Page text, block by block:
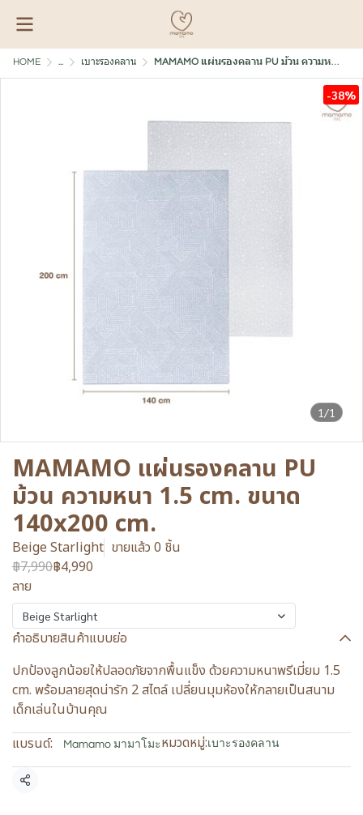
HOME ... เบาะรองคลาน MAMAMO แผ่นรองคลาน PU ม้วน ความหนา 1.5 cm. ขนาด 140x200 cm.
1/1
-38%
MAMAMO แผ่นรองคลาน PU
ม้วน ความหนา 1.5 cm. ขนาด
140x200 cm.
Beige Starlight ขายแล้ว 0 ชิ้น
฿7,990฿4,990
ลาย
Beige Starlight
คำอธิบายสินค้าแบบย่อ
ปกป้องลูกน้อยให้ปลอดภัยจากพื้นแข็ง ด้วยความหนาพรีเมี่ยม 1.5
cm. พร้อมลายสุดน่ารัก 2 สไตล์ เปลี่ยนมุมห้องให้กลายเป็นสนาม
เด็กเล่นในบ้านคุณ
แบรนด์:
Mamamo มามาโมะหมวดหมู่:เบาะรองคลาน
แชร์